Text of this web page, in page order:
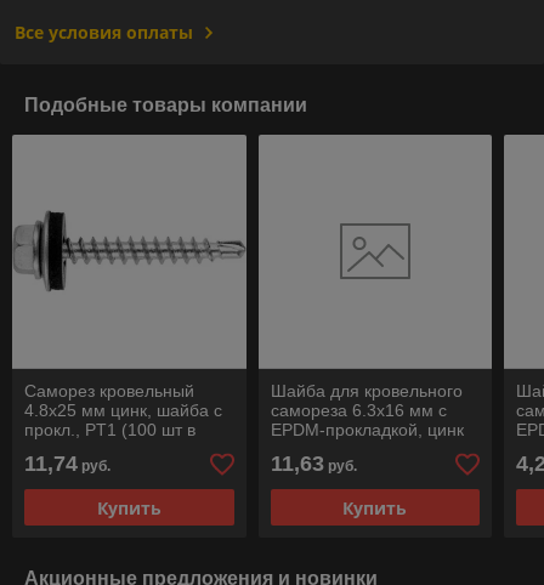
Все условия оплаты
Подобные товары компании
Саморез кровельный
4.8х25 мм цинк, шайба с
прокл., PT1 (100 шт в
11,74 руб.
Купить
Шайба для кровельного
самореза 6.3х16 мм c
EPDM-прокладкой, цинк
STARFIX
11,63руб.
Купить
Акционные предложения и новинки